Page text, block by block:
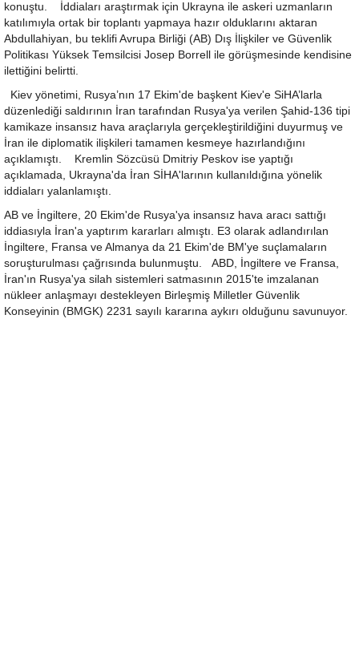
konuştu. İddiaları araştırmak için Ukrayna ile askeri uzmanların
katılımıyla ortak bir toplantı yapmaya hazır olduklarını aktaran
Abdullahiyan, bu teklifi Avrupa Birliği (AB) Dış İlişkiler ve Güvenlik
Politikası Yüksek Temsilcisi Josep Borrell ile görüşmesinde kendisine
ilettiğini belirtti.
Kiev yönetimi, Rusya’nın 17 Ekim'de başkent Kiev'e SiHA’larla
düzenlediği saldırının İran tarafından Rusya'ya verilen Şahid-136 tipi
kamikaze insansız hava araçlarıyla gerçekleştirildiğini duyurmuş ve
İran ile diplomatik ilişkileri tamamen kesmeye hazırlandığını
açıklamıştı. Kremlin Sözcüsü Dmitriy Peskov ise yaptığı
açıklamada, Ukrayna'da İran SİHA'larının kullanıldığına yönelik
iddiaları yalanlamıştı.
AB ve İngiltere, 20 Ekim'de Rusya'ya insansız hava aracı sattığı
iddiasıyla İran'a yaptırım kararları almıştı. E3 olarak adlandırılan
İngiltere, Fransa ve Almanya da 21 Ekim'de BM'ye suçlamaların
soruşturulması çağrısında bulunmuştu. ABD, İngiltere ve Fransa,
İran'ın Rusya'ya silah sistemleri satmasının 2015'te imzalanan
nükleer anlaşmayı destekleyen Birleşmiş Milletler Güvenlik
Konseyinin (BMGK) 2231 sayılı kararına aykırı olduğunu savunuyor.